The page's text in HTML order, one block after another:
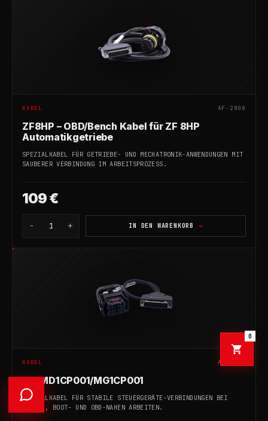
KABEL AF-2808
ZF8HP – OBD/Bench Kabel für ZF 8HP
Automatikgetriebe
SPEZIALKABEL FÜR GETRIEBE- UND MECHATRONIK-ANWENDUNGEN MIT
SAUBERER VERBINDUNG IM ARBEITSPROZESS.
109 €
- 1 + IN DEN WARENKORB
KABEL AF-2806
MB MD1CP001/MG1CP001
SPEZIALKABEL FÜR STABILE STEUERGERÄTE-VERBINDUNGEN BEI
BENCH-, BOOT- UND OBD-NAHEN ARBEITEN.
0